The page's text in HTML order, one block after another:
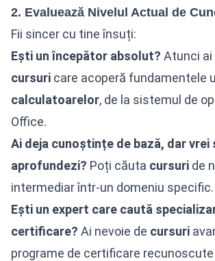
2. Evaluează Nivelul Actual de
Fii sincer cu tine însuți:
Ești un începător absolut? Atunci ai
cursuri care acoperă fundamentele
calculatoarelor, de la sistemul de
Office.
Ai deja cunoștințe de bază, dar vrei
aprofundezi? Poți căuta cursuri de
intermediar într-un domeniu specific.
Ești un expert care caută
certificare? Ai nevoie de cursuri
programe de certificare recunoscute